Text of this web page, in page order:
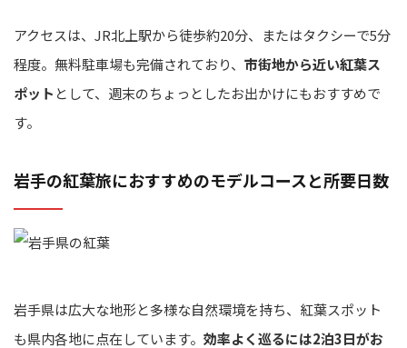
アクセスは、JR北上駅から徒歩約20分、またはタクシーで5分
程度。無料駐車場も完備されており、 市街地から近い紅葉ス
ポット として、週末のちょっとしたお出かけにもおすすめで
す。
岩手の紅葉旅におすすめのモデルコースと所要日数
岩手県は広大な地形と多様な自然環境を持ち、紅葉スポット
も県内各地に点在しています。 効率よく巡るには2泊3日がお